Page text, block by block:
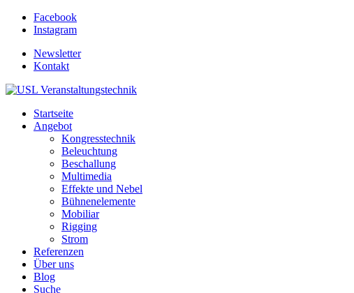
Facebook
Instagram
Newsletter
Kontakt
Startseite
Angebot
Kongresstechnik
Beleuchtung
Beschallung
Multimedia
Effekte und Nebel
Bühnenelemente
Mobiliar
Rigging
Strom
Referenzen
Über uns
Blog
Suche